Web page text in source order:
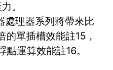
。
處理器系列將帶來比
單插槽效能註15，
運算效能註16。